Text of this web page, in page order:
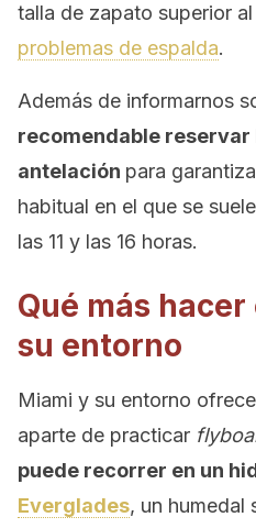
talla de zapato superior
problemas de espalda.
Además de informarnos
recomendable
antelación para
habitual en el que se
las 11 y las 16 horas.
Qué más
su entorno
Miami y su entorno
aparte de practicar
puede recorrer en un
Everglades, un humedal